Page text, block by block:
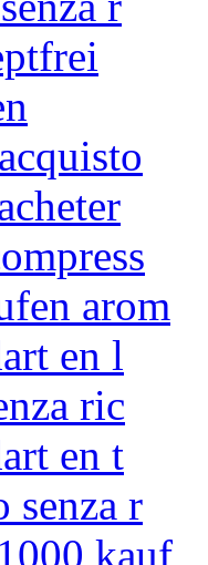
arom
en l
ric
en t
senza r
kauf